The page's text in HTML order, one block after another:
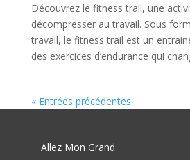
Découvrez le fitness trail, une
décompresser au travail. Sous
travail, le fitness trail est un
des exercices d’endurance qui
« Entrées précédentes
Allez Mon Grand